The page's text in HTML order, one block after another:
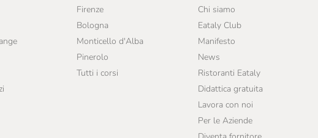
Firenze
Bologna
Monticello d'Alba
Pinerolo
Tutti i corsi
Chi siamo
Eataly Club
Manifesto
News
Ristoranti Eataly
Didattica gratuita
Lavora con noi
Per le Aziende